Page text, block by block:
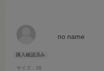
no name
サイズ：39